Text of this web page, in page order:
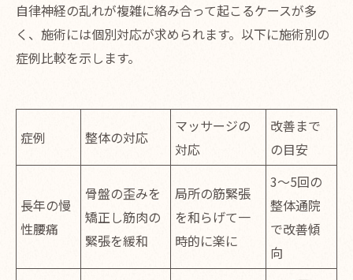
自律神経の乱れが複雑に絡み合って起こるケースが多
く、施術には個別対応が求められます。以下に施術別の
症例比較を示します。
症例 整体の対応
マッサージの
対応
改善まで
の目安
長年の慢
性腰痛
骨盤の歪みを
矯正し筋肉の
緊張を緩和
局所の筋緊張
を和らげて一
時的に楽に
3～5回の
整体通院
で改善傾
向